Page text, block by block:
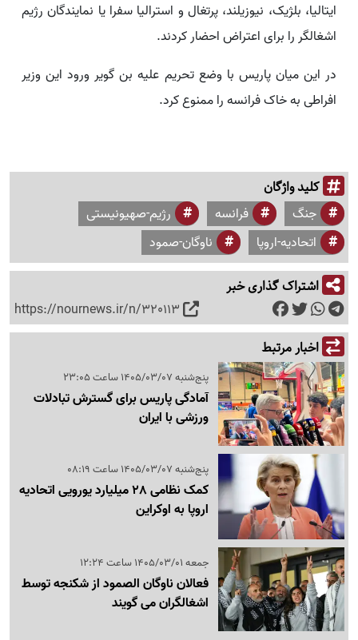
ایتالیا، بلژیک، نیوزیلند، پرتغال و استرالیا سفرا یا نمایندگان رژیم
اشغالگر را برای اعتراض احضار کردند.
در این میان پاریس با وضع تحریم علیه بن گویر ورود این وزیر
افراطی به خاک فرانسه را ممنوع کرد.
کلید واژگان
جنگ فرانسه
رژیم-صهیونیستی
اتحادیه-اروپا
ناوگان-صمود
اشتراک گذاری خبر
https://nournews.ir/n/320113
اخبار مرتبط
پنج‌شنبه 1405/03/07 ساعت 23:05
آمادگی پاریس برای گسترش تبادلات
ورزشی با ایران
پنج‌شنبه 1405/03/07 ساعت 08:19
کمک نظامی 28 میلیارد یورویی اتحادیه
اروپا به اوکراین
جمعه 1405/03/01 ساعت 12:24
فعالان ناوگان الصمود از شکنجه توسط
اشغالگران می گویند